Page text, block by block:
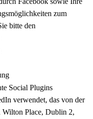
zum
bitte den
Social Plugins
verwendet, das von der
Place, Dublin 2,